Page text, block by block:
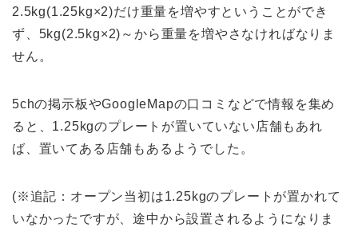
2.5kg(1.25kg×2)だけ重量を増やすということができ
ず、5kg(2.5kg×2)～から重量を増やさなければなりま
せん。
5chの掲示板やGoogleMapの口コミなどで情報を集め
ると、1.25kgのプレートが置いていない店舗もあれ
ば、置いてある店舗もあるようでした。
(※追記：オープン当初は1.25kgのプレートが置かれて
いなかったですが、途中から設置されるようになりま